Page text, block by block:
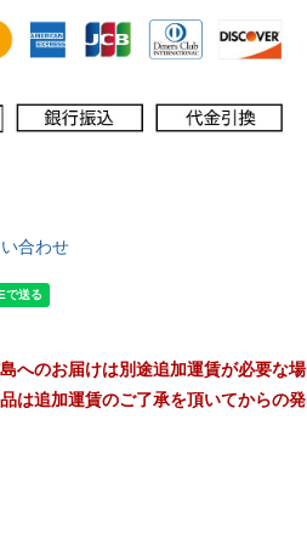
合わせ
へのお届けは別途追加運賃が必要な場
は追加運賃のご了承を頂いてからの発